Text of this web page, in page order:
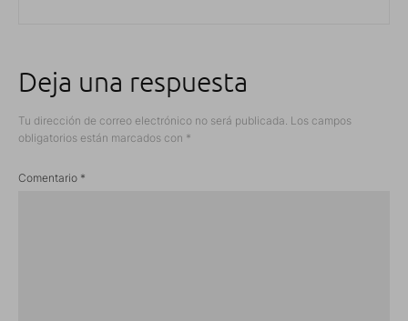
Deja una respuesta
Tu dirección de correo electrónico no será publicada. Los campos
obligatorios están marcados con *
Comentario *